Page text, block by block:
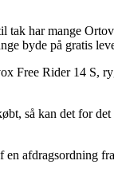
har mange
byde på gratis
Free Rider 14 S,
så kan det for
afdragsordning